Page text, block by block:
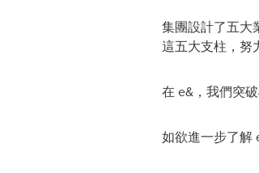
集團設計了五大
這五大支柱，努
在 e&，我們突
如欲進一步了解